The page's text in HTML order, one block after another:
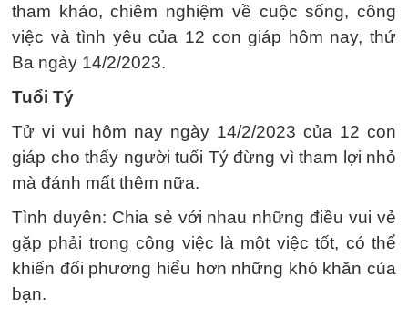
tham khảo, chiêm nghiệm về cuộc sống, công
việc và tình yêu của 12 con giáp hôm nay, thứ
Ba ngày 14/2/2023.
Tuổi Tý
Tử vi vui hôm nay ngày 14/2/2023 của 12 con
giáp cho thấy người tuổi Tý đừng vì tham lợi nhỏ
mà đánh mất thêm nữa.
Tình duyên: Chia sẻ với nhau những điều vui vẻ
gặp phải trong công việc là một việc tốt, có thể
khiến đối phương hiểu hơn những khó khăn của
bạn.